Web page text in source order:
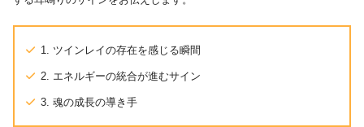
1. ツインレイの存在を感じる瞬間
2. エネルギーの統合が進むサイン
3. 魂の成長の導き手